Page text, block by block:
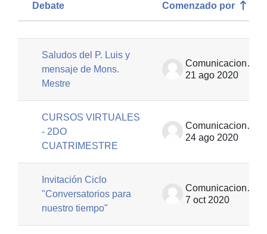
Estado
Debate Comenzado por
Saludos del P. Luis y
mensaje de Mons.
Mestre
Comunicaciones | EUT
21 ago 2020
CURSOS VIRTUALES
- 2DO
CUATRIMESTRE
Comunicaciones | EUT
24 ago 2020
Invitación Ciclo
"Conversatorios para
nuestro tiempo"
Comunicaciones | EUT
7 oct 2020